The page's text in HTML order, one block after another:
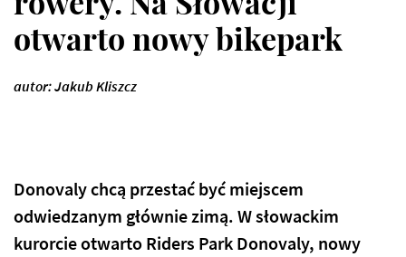
otwarto nowy bikepark
autor: Jakub Kliszcz
Donovaly chcą przestać być miejscem
odwiedzanym głównie zimą. W słowackim
kurorcie otwarto Riders Park Donovaly, nowy